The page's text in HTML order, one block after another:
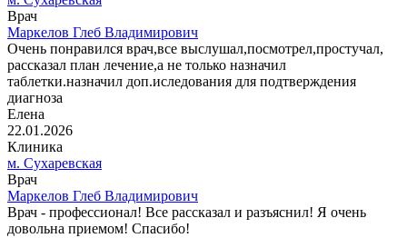
Врач
Маркелов Глеб Владимирович
Очень понравился врач,все выслушал,посмотрел,простучал,
рассказал план лечение,а не только назначил
таблетки.назначил доп.иследования для подтверждения
диагноза
Елена
22.01.2026
Клиника
м. Сухаревская
Врач
Маркелов Глеб Владимирович
Врач - профессионал! Все рассказал и разъяснил! Я очень
довольна приемом! Спасибо!